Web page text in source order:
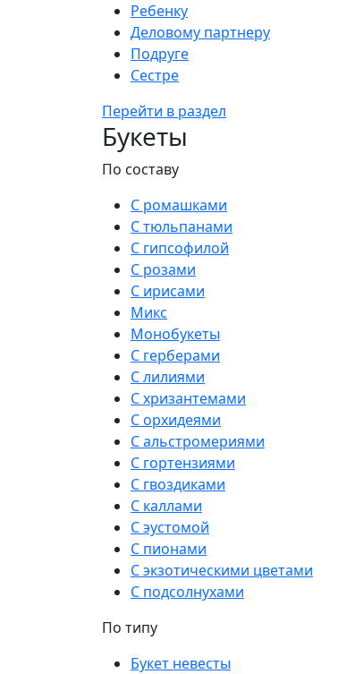
Ребенку
Деловому партнеру
Подруге
Сестре
Перейти в раздел
Букеты
По составу
С ромашками
С тюльпанами
С гипсофилой
С розами
С ирисами
Микс
Монобукеты
С герберами
С лилиями
С хризантемами
С орхидеями
С альстромериями
С гортензиями
С гвоздиками
С каллами
С эустомой
С пионами
С экзотическими цветами
С подсолнухами
По типу
Букет невесты